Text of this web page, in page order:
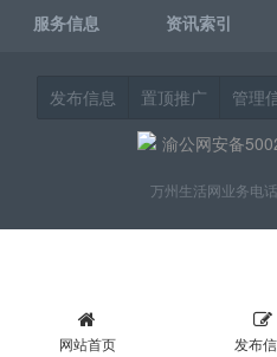
服务信息
资讯索引
发布信息 置顶推广 管理
渝公网安备
万州生活网业务电
网站首页 发布